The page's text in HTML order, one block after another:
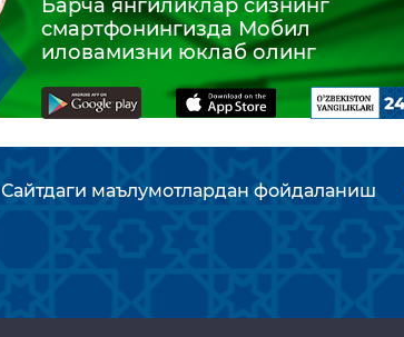
Барча янгиликлар сизнинг
смартфонингизда Мобил
иловамизни юклаб олинг
Сайтдаги маълумотлардан фойдаланиш